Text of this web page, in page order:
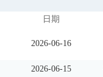
日期
2026-06-16
2026-06-15